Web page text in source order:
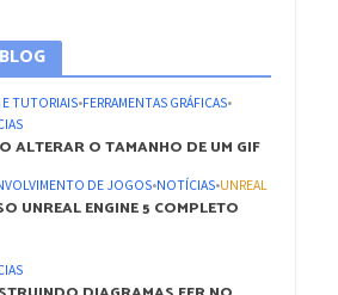
E TUTORIAIS•FERRAMENTAS GRÁFICAS•
ALTERAR O TAMANHO DE UM GIF
DE JOGOS•NOTÍCIAS•UNREAL
UNREAL ENGINE 5 COMPLETO